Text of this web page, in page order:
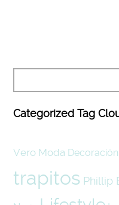
Categorized Tag
Vero Moda Decoración
trapitos Phillip